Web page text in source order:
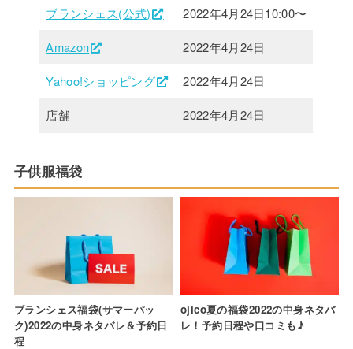
ブランシェス(公式) 2022年4月24日10:00〜
Amazon 2022年4月24日
Yahoo!ショッピング 2022年4月24日
店舗 2022年4月24日
子供服福袋
ブランシェス福袋(サマーパッ
ク)2022の中身ネタバレ＆予約日
程
ojico夏の福袋2022の中身ネタバ
レ！予約日程や口コミも♪